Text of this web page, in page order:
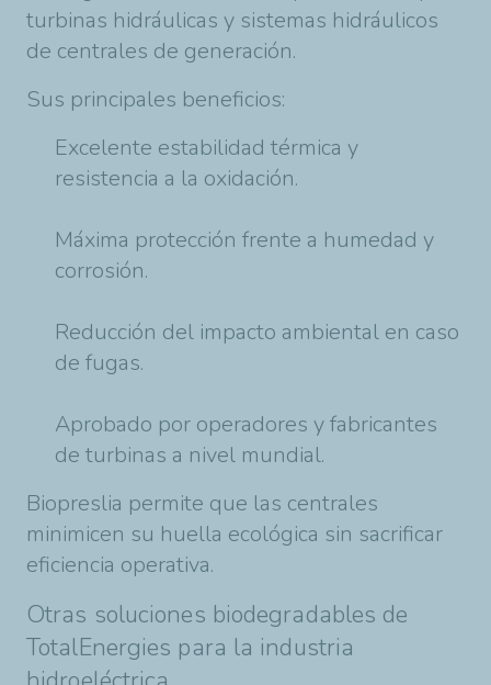
turbinas hidráulicas y sistemas hidráulicos
de centrales de generación.
Sus principales beneficios:
Excelente estabilidad térmica y
resistencia a la oxidación.
Máxima protección frente a humedad y
corrosión.
Reducción del impacto ambiental en caso
de fugas.
Aprobado por operadores y fabricantes
de turbinas a nivel mundial.
Biopreslia permite que las centrales
minimicen su huella ecológica sin sacrificar
eficiencia operativa.
Otras soluciones biodegradables de
TotalEnergies para la industria